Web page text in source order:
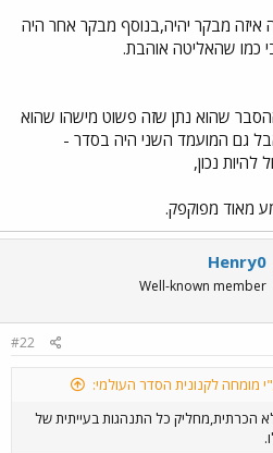
איזה מבקר יהיה,בנוסף מבקר אחר היה
כמו שהאליטה אוהבת.
שהוא נתן שזה פשוט מישהו שהוא
גם המועמד השני היה בסדר -
להיות נכון,
מאוד מפוקפק.
Henry0
Well-known member
#22
מומחה לקנונית הסדר העולמי:
הכרתית,מחליק כל התנהגות בעייתית של